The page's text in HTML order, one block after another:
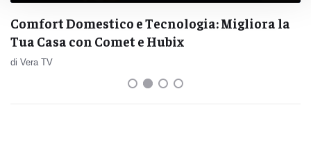
Comfort Domestico e Tecnologia: Migliora la
Tua Casa con Comet e Hubix
di Vera TV